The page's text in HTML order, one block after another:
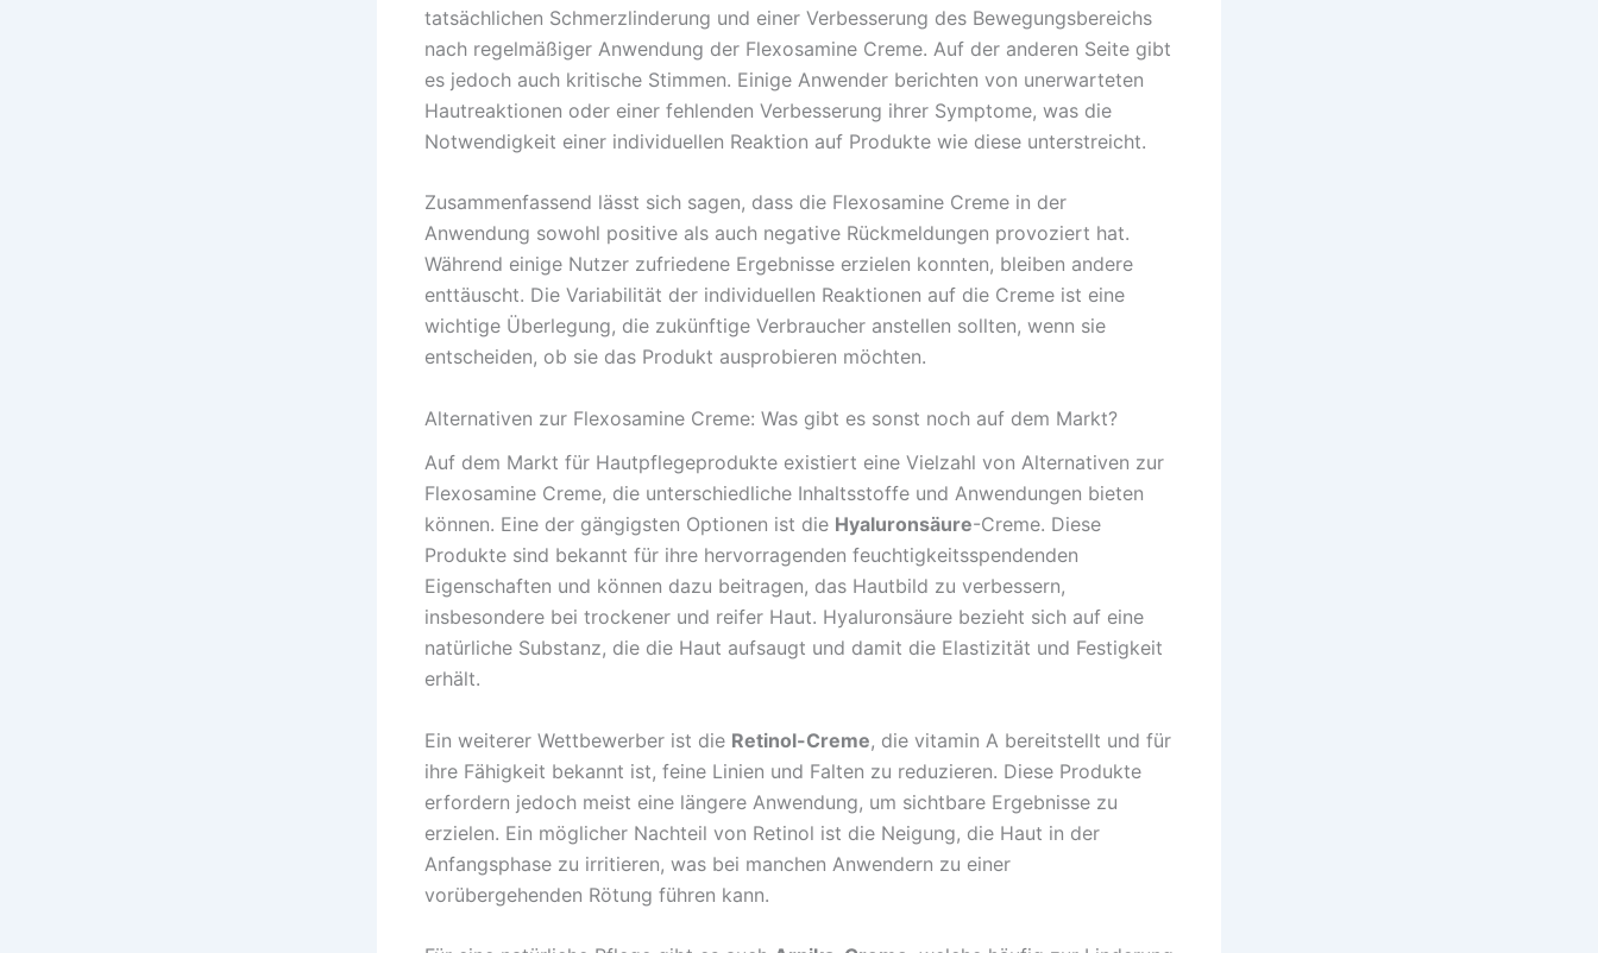
tatsächlichen Schmerzlinderung und einer Verbesserung des Bewegungsbereichs
nach regelmäßiger Anwendung der Flexosamine Creme. Auf der anderen Seite gibt
es jedoch auch kritische Stimmen. Einige Anwender berichten von unerwarteten
Hautreaktionen oder einer fehlenden Verbesserung ihrer Symptome, was die
Notwendigkeit einer individuellen Reaktion auf Produkte wie diese unterstreicht.
Zusammenfassend lässt sich sagen, dass die Flexosamine Creme in der
Anwendung sowohl positive als auch negative Rückmeldungen provoziert hat.
Während einige Nutzer zufriedene Ergebnisse erzielen konnten, bleiben andere
enttäuscht. Die Variabilität der individuellen Reaktionen auf die Creme ist eine
wichtige Überlegung, die zukünftige Verbraucher anstellen sollten, wenn sie
entscheiden, ob sie das Produkt ausprobieren möchten.
Alternativen zur Flexosamine Creme: Was gibt es sonst noch auf dem Markt?
Auf dem Markt für Hautpflegeprodukte existiert eine Vielzahl von Alternativen zur
Flexosamine Creme, die unterschiedliche Inhaltsstoffe und Anwendungen bieten
können. Eine der gängigsten Optionen ist die Hyaluronsäure-Creme. Diese
Produkte sind bekannt für ihre hervorragenden feuchtigkeitsspendenden
Eigenschaften und können dazu beitragen, das Hautbild zu verbessern,
insbesondere bei trockener und reifer Haut. Hyaluronsäure bezieht sich auf eine
natürliche Substanz, die die Haut aufsaugt und damit die Elastizität und Festigkeit
erhält.
Ein weiterer Wettbewerber ist die Retinol-Creme, die vitamin A bereitstellt und für
ihre Fähigkeit bekannt ist, feine Linien und Falten zu reduzieren. Diese Produkte
erfordern jedoch meist eine längere Anwendung, um sichtbare Ergebnisse zu
erzielen. Ein möglicher Nachteil von Retinol ist die Neigung, die Haut in der
Anfangsphase zu irritieren, was bei manchen Anwendern zu einer
vorübergehenden Rötung führen kann.